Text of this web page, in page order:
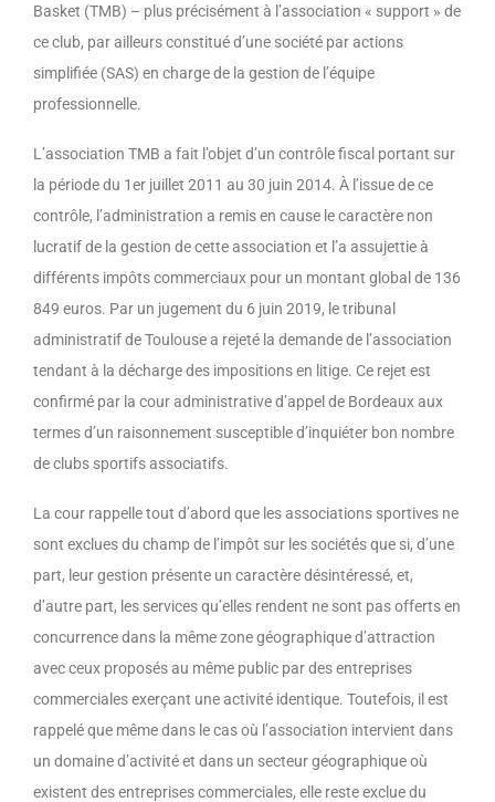
Basket (TMB) – plus précisément à l’association « support » de
ce club, par ailleurs constitué d’une société par actions
simplifiée (SAS) en charge de la gestion de l’équipe
professionnelle.
L’association TMB a fait l’objet d’un contrôle fiscal portant sur
la période du 1er juillet 2011 au 30 juin 2014. À l’issue de ce
contrôle, l’administration a remis en cause le caractère non
lucratif de la gestion de cette association et l’a assujettie à
différents impôts commerciaux pour un montant global de 136
849 euros. Par un jugement du 6 juin 2019, le tribunal
administratif de Toulouse a rejeté la demande de l’association
tendant à la décharge des impositions en litige. Ce rejet est
confirmé par la cour administrative d’appel de Bordeaux aux
termes d’un raisonnement susceptible d’inquiéter bon nombre
de clubs sportifs associatifs.
La cour rappelle tout d’abord que les associations sportives ne
sont exclues du champ de l’impôt sur les sociétés que si, d’une
part, leur gestion présente un caractère désintéressé, et,
d’autre part, les services qu’elles rendent ne sont pas offerts en
concurrence dans la même zone géographique d’attraction
avec ceux proposés au même public par des entreprises
commerciales exerçant une activité identique. Toutefois, il est
rappelé que même dans le cas où l’association intervient dans
un domaine d’activité et dans un secteur géographique où
existent des entreprises commerciales, elle reste exclue du